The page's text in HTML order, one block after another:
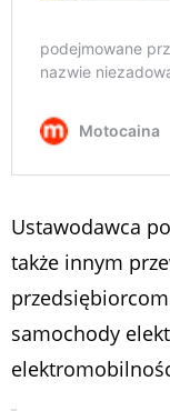
Ustawodawca
także innym
samochody